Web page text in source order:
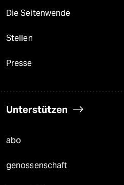
Die Seitenwende
Stellen
Presse
Unterstützen
abo
genossenschaft